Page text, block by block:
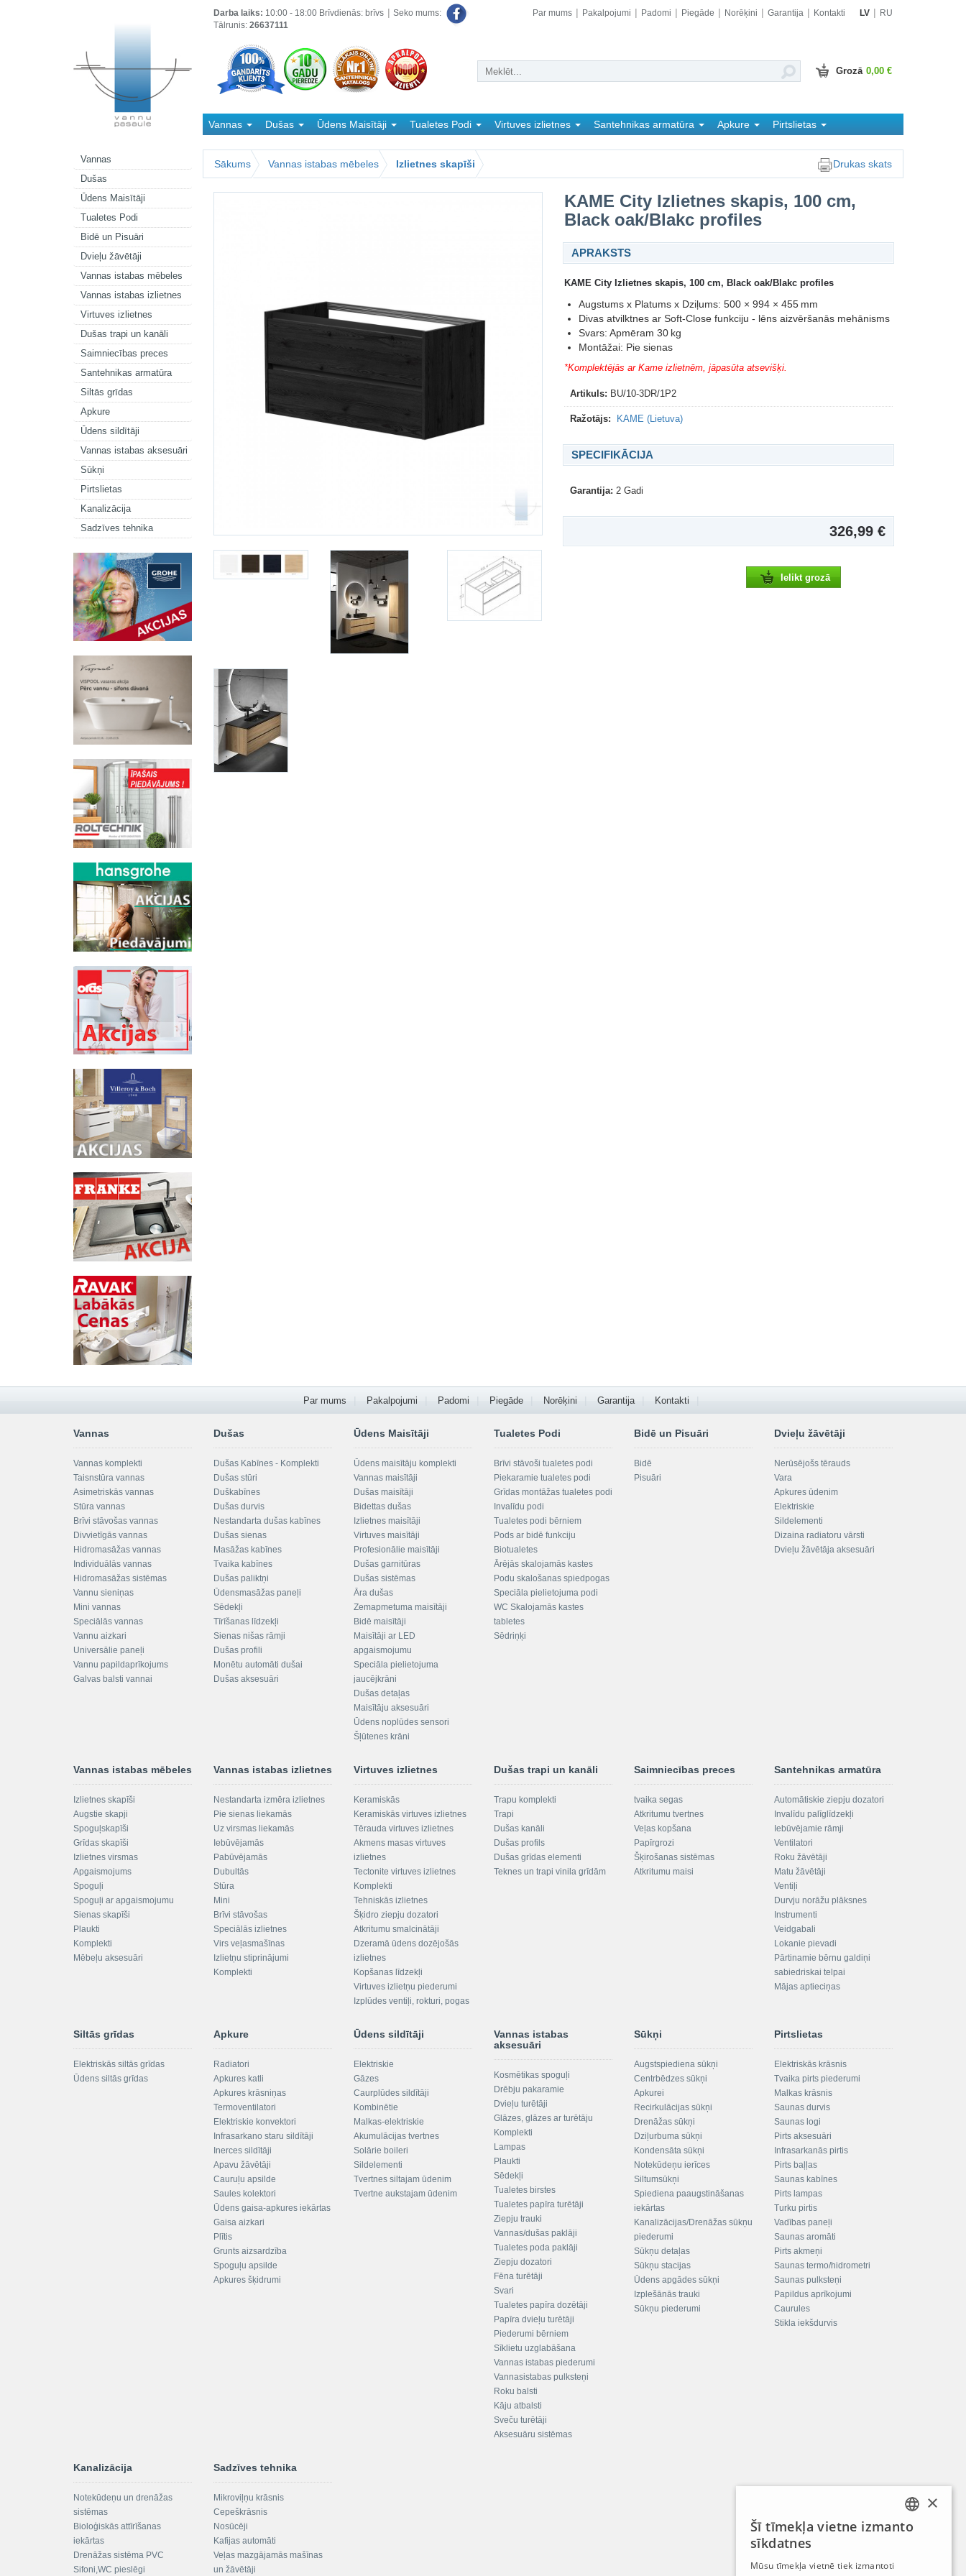
Vannas
Dušas
Ūdens Maisītāji
Tualetes Podi
Bidē un Pisuāri
Dvieļu žāvētāji
Vannas istabas mēbeles
Vannas istabas izlietnes
Virtuves izlietnes
Dušas trapi un kanāli
Saimniecības preces
Santehnikas armatūra
Siltās grīdas
Apkure
Ūdens sildītāji
Vannas istabas aksesuāri
Sūkņi
Pirtslietas
Kanalizācija
Sadzīves tehnika
Darba laiks: 10:00 - 18:00 Brīvdienās: brīvs
Tālrunis: 26637111
Seko mums: Par mums Pakalpojumi Padomi Piegāde Norēķini Garantija Kontakti LV RU
Grozā 0,00 €
Vannas Dušas Ūdens Maisītāji Tualetes Podi Virtuves izlietnes Santehnikas armatūra Apkure
Pirtslietas
Sākums
Vannas istabas mēbeles Izlietnes skapīši Drukas skats
KAME City Izlietnes skapis, 100 cm,
Black oak/Blakc profiles
APRAKSTS
KAME City Izlietnes skapis, 100 cm, Black oak/Blakc profiles
Augstums x Platums x Dziļums: 500 × 994 × 455 mm
Divas atvilktnes ar Soft-Close funkciju - lēns aizvēršanās mehānisms
Svars: Apmēram 30 kg
Montāžai: Pie sienas
*Komplektējās ar Kame izlietnēm, jāpasūta atsevišķi.
Artikuls: BU/10-3DR/1P2
Ražotājs: KAME (Lietuva)
SPECIFIKĀCIJA
Garantija: 2 Gadi
326,99 €
Ielikt grozā
Par mums Pakalpojumi Padomi Piegāde Norēķini Garantija Kontakti
Vannas
Vannas komplekti
Taisnstūra vannas
Asimetriskās vannas
Stūra vannas
Brīvi stāvošas vannas
Divvietīgās vannas
Hidromasāžas vannas
Individuālās vannas
Hidromasāžas sistēmas
Vannu sieniņas
Mini vannas
Speciālās vannas
Vannu aizkari
Universālie paneļi
Vannu papildaprīkojums
Galvas balsti vannai
Dušas
Dušas Kabīnes - Komplekti
Dušas stūri
Duškabīnes
Dušas durvis
Nestandarta dušas kabīnes
Dušas sienas
Masāžas kabīnes
Tvaika kabīnes
Dušas paliktņi
Ūdensmasāžas paneļi
Sēdekļi
Tīrīšanas līdzekļi
Sienas nišas rāmji
Dušas profili
Monētu automāti dušai
Dušas aksesuāri
Ūdens Maisītāji
Ūdens maisītāju komplekti
Vannas maisītāji
Dušas maisītāji
Bidettas dušas
Izlietnes maisītāji
Virtuves maisītāji
Profesionālie maisītāji
Dušas garnitūras
Dušas sistēmas
Āra dušas
Zemapmetuma maisītāji
Bidē maisītāji
Maisītāji ar LED
apgaismojumu
Speciāla pielietojuma
jaucējkrāni
Dušas detaļas
Maisītāju aksesuāri
Ūdens noplūdes sensori
Šļūtenes krāni
Tualetes Podi
Brīvi stāvoši tualetes podi
Piekaramie tualetes podi
Grīdas montāžas tualetes podi
Invalīdu podi
Tualetes podi bērniem
Pods ar bidē funkciju
Biotualetes
Ārējās skalojamās kastes
Podu skalošanas spiedpogas
Speciāla pielietojuma podi
WC Skalojamās kastes
tabletes
Sēdriņķi
Bidē un Pisuāri
Bidē
Pisuāri
Dvieļu žāvētāji
Nerūsējošs tērauds
Vara
Apkures ūdenim
Elektriskie
Sildelementi
Dizaina radiatoru vārsti
Dvieļu žāvētāja aksesuāri
Vannas istabas mēbeles
Izlietnes skapīši
Augstie skapji
Spoguļskapīši
Grīdas skapīši
Izlietnes virsmas
Apgaismojums
Spoguļi
Spoguļi ar apgaismojumu
Sienas skapīši
Plaukti
Komplekti
Mēbeļu aksesuāri
Vannas istabas izlietnes
Nestandarta izmēra izlietnes
Pie sienas liekamās
Uz virsmas liekamās
Iebūvējamās
Pabūvējamās
Dubultās
Stūra
Mini
Brīvi stāvošas
Speciālās izlietnes
Virs veļasmašīnas
Izlietņu stiprinājumi
Komplekti
Virtuves izlietnes
Keramiskās
Keramiskās virtuves izlietnes
Tērauda virtuves izlietnes
Akmens masas virtuves
izlietnes
Tectonite virtuves izlietnes
Komplekti
Tehniskās izlietnes
Šķidro ziepju dozatori
Atkritumu smalcinātāji
Dzeramā ūdens dozējošās
izlietnes
Kopšanas līdzekļi
Virtuves izlietņu piederumi
Izplūdes ventiļi, rokturi, pogas
Dušas trapi un kanāli
Trapu komplekti
Trapi
Dušas kanāli
Dušas profils
Dušas grīdas elementi
Teknes un trapi vinila grīdām
Saimniecības preces
tvaika segas
Atkritumu tvertnes
Veļas kopšana
Papīrgrozi
Šķirošanas sistēmas
Atkritumu maisi
Santehnikas armatūra
Automātiskie ziepju dozatori
Invalīdu palīglīdzekļi
Iebūvējamie rāmji
Ventilatori
Roku žāvētāji
Matu žāvētāji
Ventiļi
Durvju norāžu plāksnes
Instrumenti
Veidgabali
Lokanie pievadi
Pārtinamie bērnu galdiņi
sabiedriskai telpai
Mājas aptieciņas
Siltās grīdas
Elektriskās siltās grīdas
Ūdens siltās grīdas
Apkure
Radiatori
Apkures katli
Apkures krāsniņas
Termoventilatori
Elektriskie konvektori
Infrasarkano staru sildītāji
Inerces sildītāji
Apavu žāvētāji
Cauruļu apsilde
Saules kolektori
Ūdens gaisa-apkures iekārtas
Gaisa aizkari
Plītis
Grunts aizsardzība
Spoguļu apsilde
Apkures šķidrumi
Ūdens sildītāji
Elektriskie
Gāzes
Caurplūdes sildītāji
Kombinētie
Malkas-elektriskie
Akumulācijas tvertnes
Solārie boileri
Sildelementi
Tvertnes siltajam ūdenim
Tvertne aukstajam ūdenim
Vannas istabas
aksesuāri
Kosmētikas spoguļi
Drēbju pakaramie
Dvieļu turētāji
Glāzes, glāzes ar turētāju
Komplekti
Lampas
Plaukti
Sēdekļi
Tualetes birstes
Tualetes papīra turētāji
Ziepju trauki
Vannas/dušas paklāji
Tualetes poda paklāji
Ziepju dozatori
Fēna turētāji
Svari
Tualetes papīra dozētāji
Papīra dvieļu turētāji
Piederumi bērniem
Sīklietu uzglabāšana
Vannas istabas piederumi
Vannasistabas pulksteņi
Roku balsti
Kāju atbalsti
Sveču turētāji
Aksesuāru sistēmas
Sūkņi
Augstspiediena sūkņi
Centrbēdzes sūkņi
Apkurei
Recirkulācijas sūkņi
Drenāžas sūkņi
Dziļurbuma sūkņi
Kondensāta sūkņi
Notekūdeņu ierīces
Siltumsūkņi
Spiediena paaugstināšanas
iekārtas
Kanalizācijas/Drenāžas sūkņu
piederumi
Sūkņu detaļas
Sūkņu stacijas
Ūdens apgādes sūkņi
Izplešānās trauki
Sūkņu piederumi
Pirtslietas
Elektriskās krāsnis
Tvaika pirts piederumi
Malkas krāsnis
Saunas durvis
Saunas logi
Pirts aksesuāri
Infrasarkanās pirtis
Pirts baļļas
Saunas kabīnes
Pirts lampas
Turku pirtis
Vadības paneļi
Saunas aromāti
Pirts akmeņi
Saunas termo/hidrometri
Saunas pulksteņi
Papildus aprīkojumi
Caurules
Stikla iekšdurvis
Kanalizācija
Notekūdeņu un drenāžas
sistēmas
Bioloģiskās attīrīšanas
iekārtas
Drenāžas sistēma PVC
Sifoni,WC pieslēgi
Sadzīves tehnika
Mikroviļņu krāsnis
Cepeškrāsnis
Nosūcēji
Kafijas automāti
Veļas mazgājamās mašīnas
un žāvētāji
LATVIAN
×
Šī tīmekļa vietne izmanto
sīkdatnes
Mūsu tīmekļa vietnē tiek izmantoti